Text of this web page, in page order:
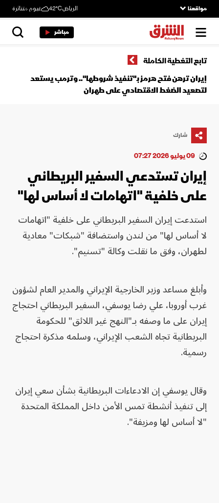
مواقعنا الرياض42°C غيوم متناثرة
مباشر
تابع التغطية الكاملة
إيران ترهن فتح هرمز بـ"تنفيذ شروطها".. وترمب يستعد
لتصعيد الضغط الاقتصادي على طهران
شارك
09 يوليو 2026 07:27
إيران تستدعي السفير البريطاني
على خلفية "اتهامات لا أساس لها"
استدعت إيران السفير البريطاني على خلفية "اتهامات
لا أساس لها" من لندن واستضافة "شبكات" معادية
لطهران، وفق ما نقلت وكالة "تسنيم".
وأبلغ مساعد وزير الخارجية الإيراني والمدير العام لشؤون
غرب أوروبا، علي رضا يوسفي، السفير البريطاني احتجاج
إيران على ما وصفه بـ"النهج غير اللائق" للحكومة
البريطانية تجاه الشعب الإيراني، وسلمه مذكرة احتجاج
رسمية.
وقال يوسفي إن الادعاءات البريطانية بشأن سعي إيران
إلى تنفيذ أنشطة تمس الأمن داخل المملكة المتحدة
"لا أساس لها ومزيفة".